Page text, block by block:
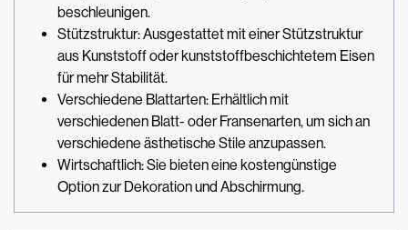
beschleunigen.
Stützstruktur: Ausgestattet mit einer Stützstruktur
aus Kunststoff oder kunststoffbeschichtetem Eisen
für mehr Stabilität.
Verschiedene Blattarten: Erhältlich mit
verschiedenen Blatt- oder Fransenarten, um sich an
verschiedene ästhetische Stile anzupassen.
Wirtschaftlich: Sie bieten eine kostengünstige
Option zur Dekoration und Abschirmung.